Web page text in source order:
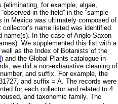
for example, algae,
in the field” in the “sample
in Mexico was ultimately composed of
name listed was identified.
name(s). In the case of Anglo-Saxon
We supplemented this list with a
as the Index of Botanists of the
) and the Global Plants catalogue in
we did a non-exhaustive cleaning of
and suffix. For example, the
and suffix = A. The records were
for each collector and related to 4
and taxonomic family. The